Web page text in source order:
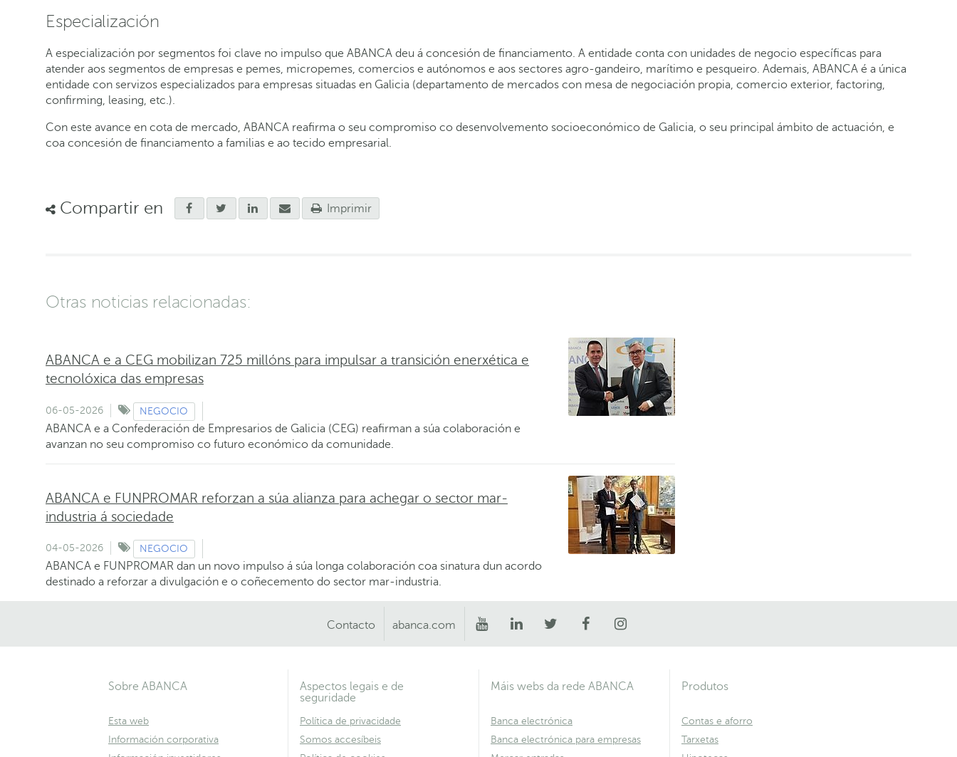
Especialización
A especialización por segmentos foi clave no impulso que ABANCA deu á concesión de financiamento. A entidade conta con unidades de negocio específicas para
atender aos segmentos de empresas e pemes, micropemes, comercios e autónomos e aos sectores agro-gandeiro, marítimo e pesqueiro. Ademais, ABANCA é a única
entidade con servizos especializados para empresas situadas en Galicia (departamento de mercados con mesa de negociación propia, comercio exterior, factoring,
confirming, leasing, etc.).
Con este avance en cota de mercado, ABANCA reafirma o seu compromiso co desenvolvemento socioeconómico de Galicia, o seu principal ámbito de actuación, e
coa concesión de financiamento a familias e ao tecido empresarial.
Compartir en Imprimir
Otras noticias relacionadas:
ABANCA e a CEG mobilizan 725 millóns para impulsar a transición enerxética e
tecnolóxica das empresas
06-05-2026 NEGOCIO
ABANCA e a Confederación de Empresarios de Galicia (CEG) reafirman a súa colaboración e
avanzan no seu compromiso co futuro económico da comunidade.
ABANCA e FUNPROMAR reforzan a súa alianza para achegar o sector mar-
industria á sociedade
04-05-2026 NEGOCIO
ABANCA e FUNPROMAR dan un novo impulso á súa longa colaboración coa sinatura dun acordo
destinado a reforzar a divulgación e o coñecemento do sector mar-industria.
Contacto abanca.com
Sobre ABANCA
Esta web
Información corporativa
Aspectos legais e de
seguridade
Política de privacidade
Somos accesíbeis
Máis webs da rede ABANCA
Banca electrónica
Banca electrónica para empresas
Produtos
Contas e aforro
Tarxetas